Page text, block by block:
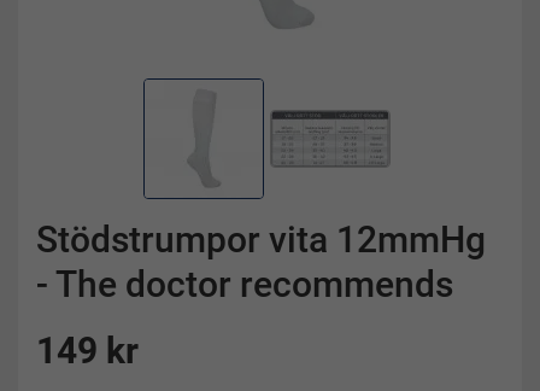
Stödstrumpor vita 12mmHg
- The doctor recommends
149 kr